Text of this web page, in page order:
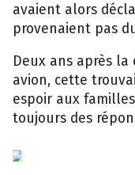
avaient alors
provenaient pas
Deux ans après
avion, cette
espoir aux
toujours des
EPA